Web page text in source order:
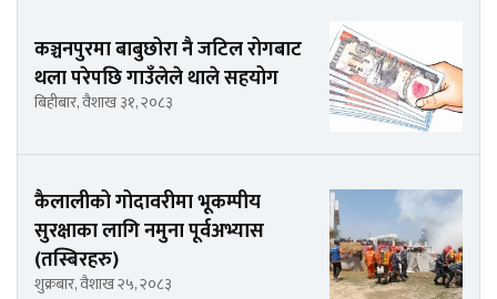
कञ्चनपुरमा बाबुछोरा नै जटिल रोगबाट
थला परेपछि गाउँलेले थाले सहयोग
बिहीबार, वैशाख ३१, २०८३
कैलालीको गोदावरीमा भूकम्पीय
सुरक्षाका लागि नमुना पूर्वअभ्यास
(तस्बिरहरु)
शुक्रबार, वैशाख २५, २०८३